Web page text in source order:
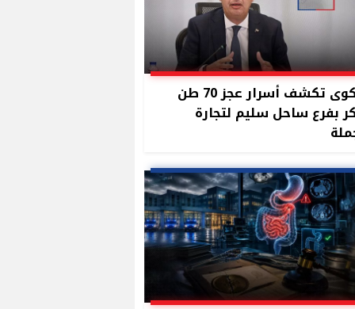
شكوى تكشف أسرار عجز 70 طن
بفرع ساحل سليم لتجارة